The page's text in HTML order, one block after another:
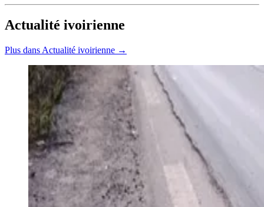
Actualité ivoirienne
Plus dans Actualité ivoirienne →